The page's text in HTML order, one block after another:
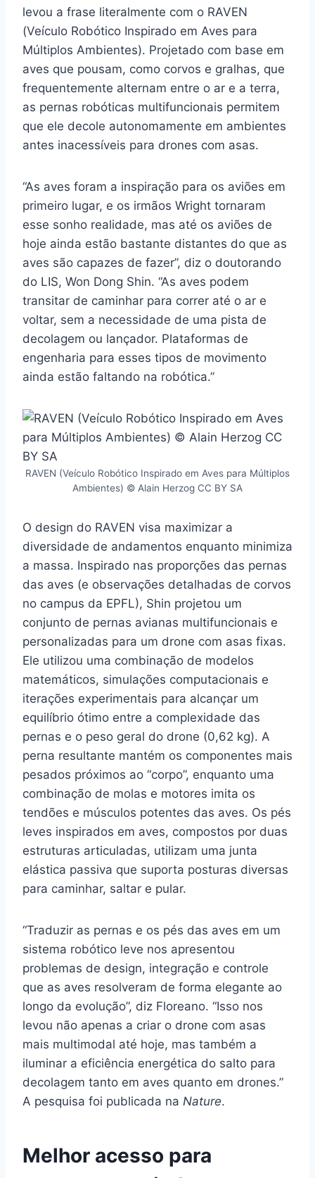
levou a frase literalmente com o RAVEN
(Veículo Robótico Inspirado em Aves para
Múltiplos Ambientes). Projetado com base em
aves que pousam, como corvos e gralhas, que
frequentemente alternam entre o ar e a terra,
as pernas robóticas multifuncionais permitem
que ele decole autonomamente em ambientes
antes inacessíveis para drones com asas.
“As aves foram a inspiração para os aviões em
primeiro lugar, e os irmãos Wright tornaram
esse sonho realidade, mas até os aviões de
hoje ainda estão bastante distantes do que as
aves são capazes de fazer”, diz o doutorando
do LIS, Won Dong Shin. “As aves podem
transitar de caminhar para correr até o ar e
voltar, sem a necessidade de uma pista de
decolagem ou lançador. Plataformas de
engenharia para esses tipos de movimento
ainda estão faltando na robótica.”
RAVEN (Veículo Robótico Inspirado em Aves para Múltiplos
Ambientes) © Alain Herzog CC BY SA
O design do RAVEN visa maximizar a
diversidade de andamentos enquanto minimiza
a massa. Inspirado nas proporções das pernas
das aves (e observações detalhadas de corvos
no campus da EPFL), Shin projetou um
conjunto de pernas avianas multifuncionais e
personalizadas para um drone com asas fixas.
Ele utilizou uma combinação de modelos
matemáticos, simulações computacionais e
iterações experimentais para alcançar um
equilíbrio ótimo entre a complexidade das
pernas e o peso geral do drone (0,62 kg). A
perna resultante mantém os componentes mais
pesados próximos ao “corpo”, enquanto uma
combinação de molas e motores imita os
tendões e músculos potentes das aves. Os pés
leves inspirados em aves, compostos por duas
estruturas articuladas, utilizam uma junta
elástica passiva que suporta posturas diversas
para caminhar, saltar e pular.
“Traduzir as pernas e os pés das aves em um
sistema robótico leve nos apresentou
problemas de design, integração e controle
que as aves resolveram de forma elegante ao
longo da evolução”, diz Floreano. “Isso nos
levou não apenas a criar o drone com asas
mais multimodal até hoje, mas também a
iluminar a eficiência energética do salto para
decolagem tanto em aves quanto em drones.”
A pesquisa foi publicada na Nature.
Melhor acesso para